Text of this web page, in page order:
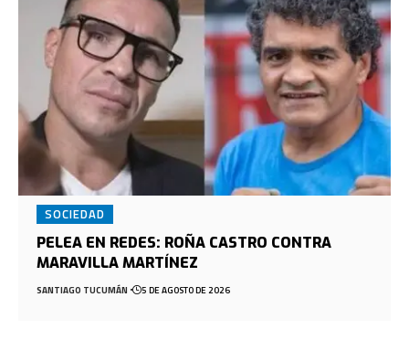
SOCIEDAD
PELEA EN REDES: ROÑA CASTRO CONTRA
MARAVILLA MARTÍNEZ
SANTIAGO TUCUMÁN 5 DE AGOSTO DE 2026